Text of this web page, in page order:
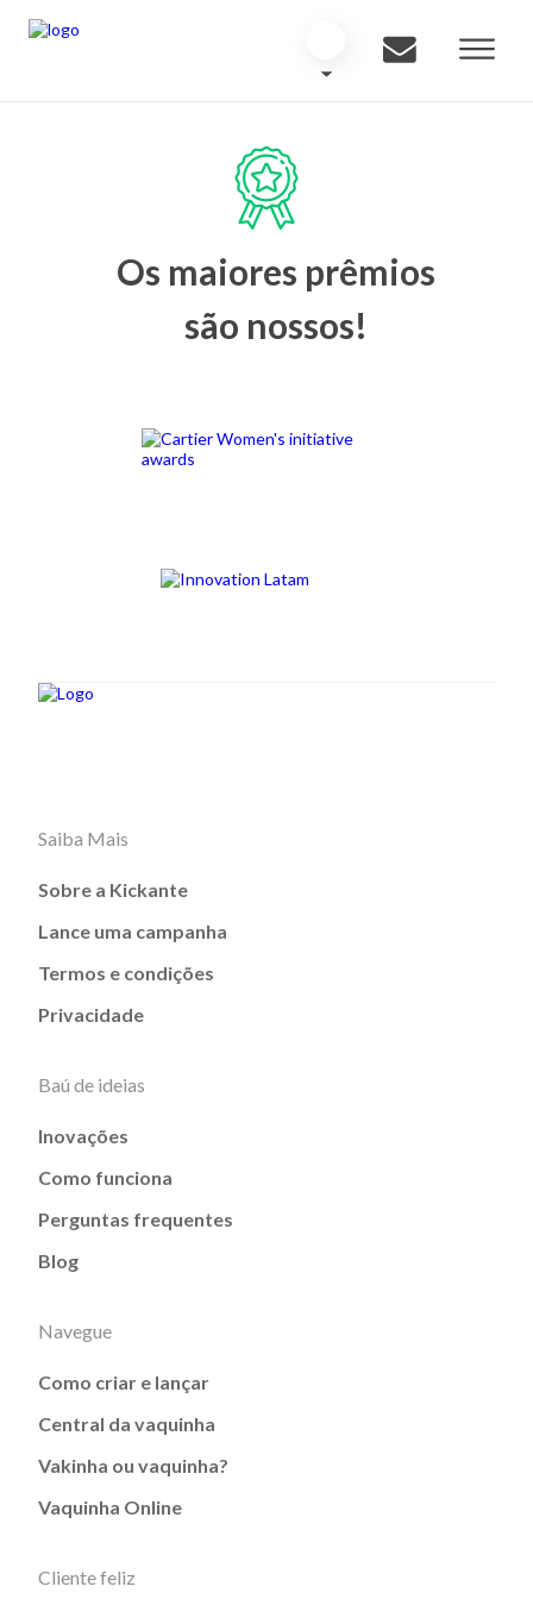
Os maiores prêmios
são nossos!
Saiba Mais
Sobre a Kickante
Lance uma campanha
Termos e condições
Privacidade
Baú de ideias
Inovações
Como funciona
Perguntas frequentes
Blog
Navegue
Como criar e lançar
Central da vaquinha
Vakinha ou vaquinha?
Vaquinha Online
Cliente feliz